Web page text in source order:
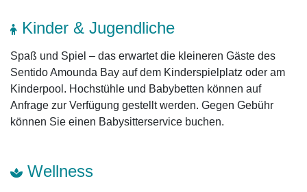
Kinder & Jugendliche
Spaß und Spiel – das erwartet die kleineren Gäste des
Sentido Amounda Bay auf dem Kinderspielplatz oder am
Kinderpool. Hochstühle und Babybetten können auf
Anfrage zur Verfügung gestellt werden. Gegen Gebühr
können Sie einen Babysitterservice buchen.
Wellness